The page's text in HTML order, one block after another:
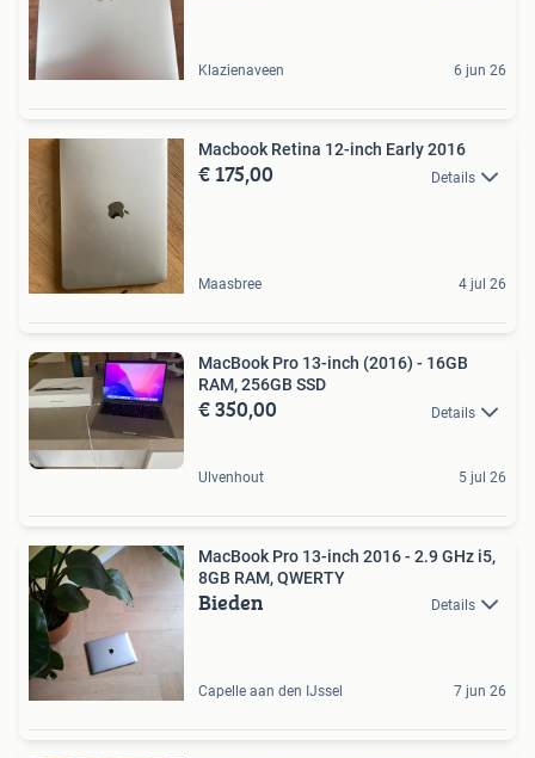
Klazienaveen 6 jun 26
Macbook Retina 12-inch Early 2016
€ 175,00 Details
Maasbree 4 jul 26
MacBook Pro 13-inch (2016) - 16GB
RAM, 256GB SSD
€ 350,00 Details
Ulvenhout 5 jul 26
MacBook Pro 13-inch 2016 - 2.9 GHz i5,
8GB RAM, QWERTY
Bieden Details
Capelle aan den IJssel 7 jun 26